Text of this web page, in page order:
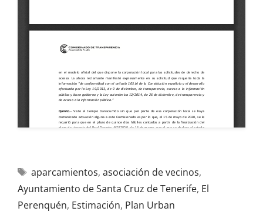
aparcamientos, asociación de vecinos,
Ayuntamiento de Santa Cruz de Tenerife, El
Perenquén, Estimación, Plan Urban